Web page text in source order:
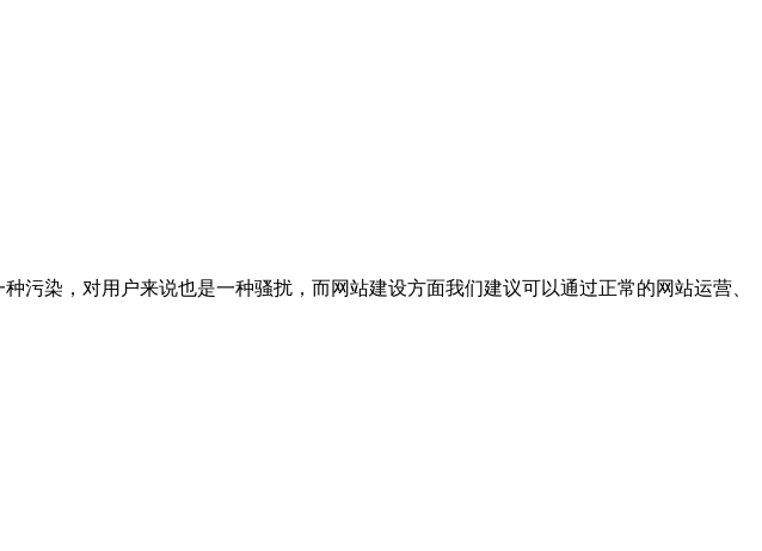
污染，对用户来说也是一种骚扰，而网站建设方面我们建议可以通过正常的网站运营、